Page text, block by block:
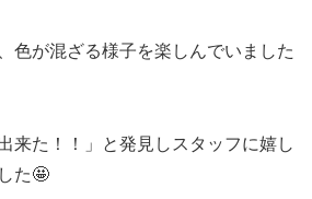
色が混ざる様子を楽しんでいました
来た！！」と発見しスタッフに嬉し
た🤩